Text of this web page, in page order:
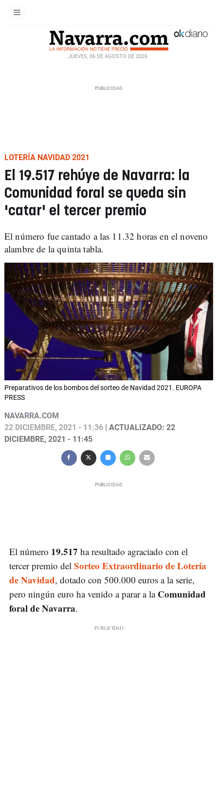
JUEVES, 06 DE AGOSTO DE 2026
LOTERÍA NAVIDAD 2021
El 19.517 rehúye de Navarra: la
Comunidad foral se queda sin
'catar' el tercer premio
El número fue cantado a las 11.32 horas en el noveno
alambre de la quinta tabla.
Preparativos de los bombos del sorteo de Navidad 2021. EUROPA
PRESS
NAVARRA.COM
22 DICIEMBRE, 2021 - 11:36 | ACTUALIZADO: 22
DICIEMBRE, 2021 - 11:45
El número 19.517 ha resultado agraciado con el
tercer premio del Sorteo Extraordinario de Lotería
de Navidad, dotado con 500.000 euros a la serie,
pero ningún euro ha venido a parar a la Comunidad
foral de Navarra.